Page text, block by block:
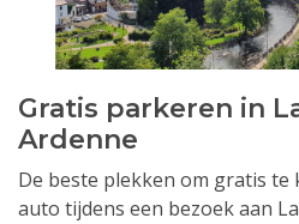
Gratis parkeren in
Ardenne
De beste plekken om gratis
auto tijdens een bezoek aan